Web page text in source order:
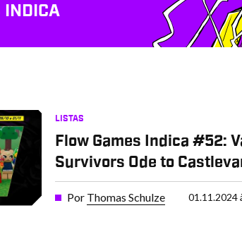
INDICA
LISTAS
Flow Games Indica #52:
Survivors Ode to
Por Thomas Schulze 01.11.2024